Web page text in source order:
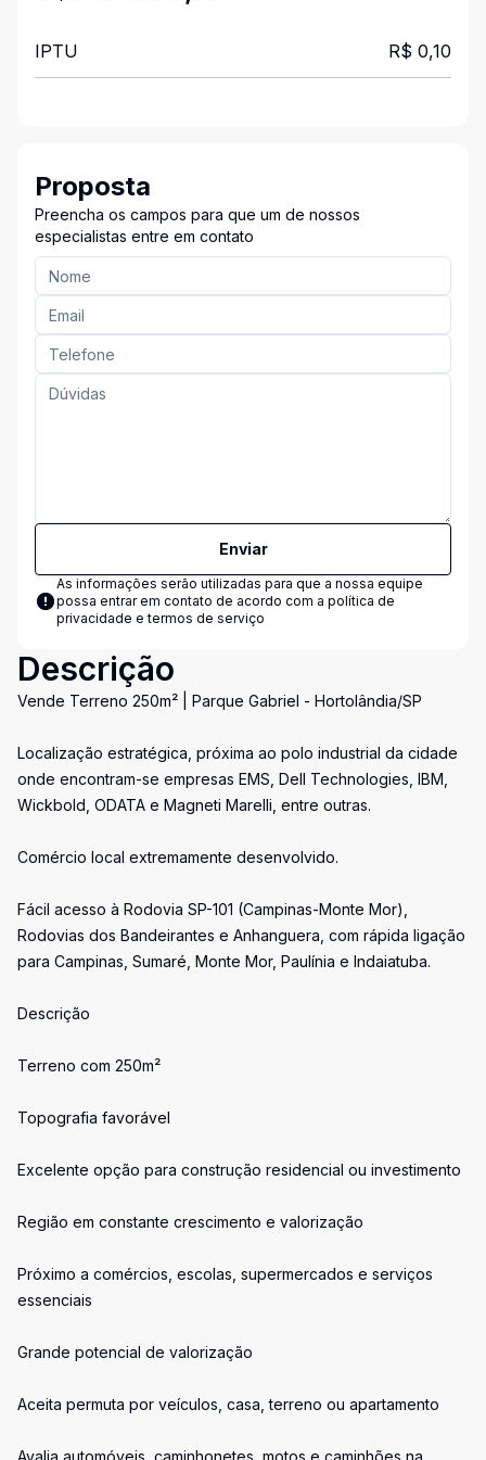
IPTU R$ 0,10
Proposta
Preencha os campos para que um de nossos
especialistas entre em contato
Enviar
As informações serão utilizadas para que a nossa equipe
possa entrar em contato de acordo com a política de
privacidade e termos de serviço
Descrição
Vende Terreno 250m² | Parque Gabriel - Hortolândia/SP
Localização estratégica, próxima ao polo industrial da cidade
onde encontram-se empresas EMS, Dell Technologies, IBM,
Wickbold, ODATA e Magneti Marelli, entre outras.
Comércio local extremamente desenvolvido.
Fácil acesso à Rodovia SP-101 (Campinas-Monte Mor),
Rodovias dos Bandeirantes e Anhanguera, com rápida ligação
para Campinas, Sumaré, Monte Mor, Paulínia e Indaiatuba.
Descrição
Terreno com 250m²
Topografia favorável
Excelente opção para construção residencial ou investimento
Região em constante crescimento e valorização
Próximo a comércios, escolas, supermercados e serviços
essenciais
Grande potencial de valorização
Aceita permuta por veículos, casa, terreno ou apartamento
Avalia automóveis, caminhonetes, motos e caminhões na